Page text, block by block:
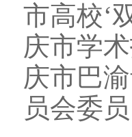
市高校‘
庆市学
庆市巴
员会委